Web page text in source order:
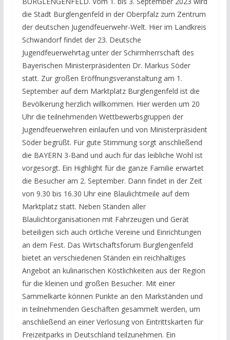
die Stadt Burglengenfeld in der Oberpfalz zum Zentrum
der deutschen Jugendfeuerwehr-Welt. Hier im Landkreis
Schwandorf findet der 23. Deutsche
Jugendfeuerwehrtag unter der Schirmherrschaft des
Bayerischen Ministerpräsidenten Dr. Markus Söder
statt. Zur großen Eröffnungsveranstaltung am 1.
September auf dem Marktplatz Burglengenfeld ist die
Bevölkerung herzlich willkommen. Hier werden um 20
Uhr die teilnehmenden Wettbewerbsgruppen der
Jugendfeuerwehren einlaufen und von Ministerpräsident
Söder begrüßt. Für gute Stimmung sorgt anschließend
die BAYERN 3-Band und auch für das leibliche Wohl ist
vorgesorgt. Ein Highlight für die ganze Familie erwartet
die Besucher am 2. September. Dann findet in der Zeit
von 9.30 bis 16.30 Uhr eine Blaulichtmeile auf dem
Marktplatz statt. Neben Ständen aller
Blaulichtorganisationen mit Fahrzeugen und Gerät
beteiligen sich auch örtliche Vereine und Einrichtungen
an dem Fest. Das Wirtschaftsforum Burglengenfeld
bietet an verschiedenen Ständen ein reichhaltiges
Angebot an kulinarischen Köstlichkeiten aus der Region
für die kleinen und großen Besucher. Mit einer
Sammelkarte können Punkte an den Markständen und
in teilnehmenden Geschäften gesammelt werden, um
anschließend an einer Verlosung von Eintrittskarten für
Freizeitparks in Deutschland teilzunehmen. Ein